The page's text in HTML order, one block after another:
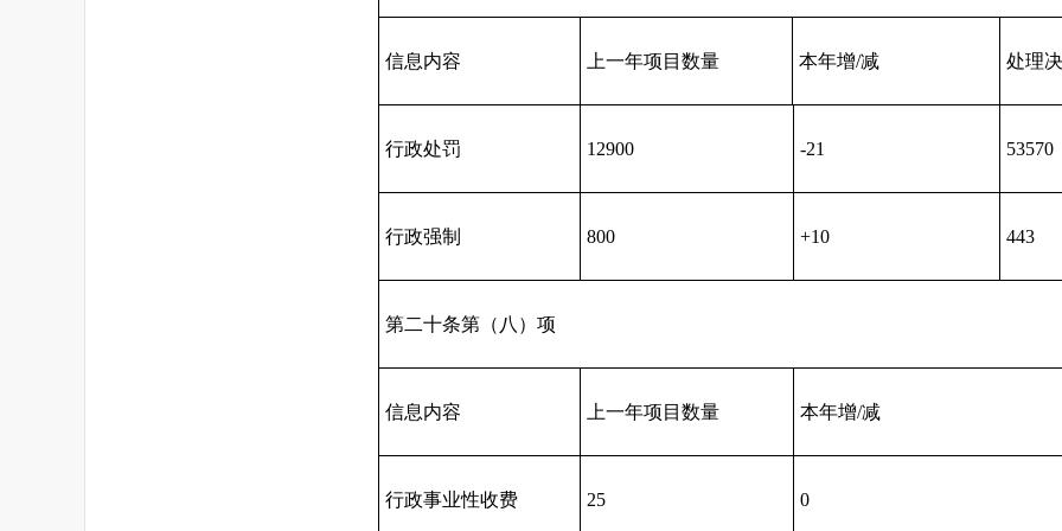
信息内容 上一年项目数量 本年增/减 处理
行政处罚 12900 -21 53570
行政强制 800 +10 443
第二十条第（八）项
信息内容 上一年项目数量 本年增/减
行政事业性收费 25 0